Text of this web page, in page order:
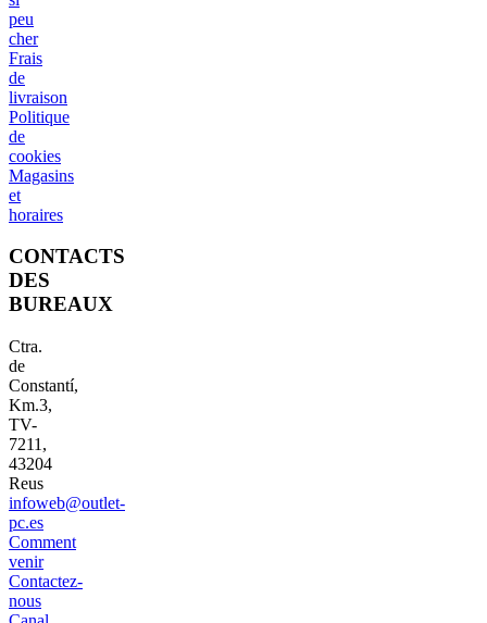
peu
cher
Frais
de
livraison
Politique
de
cookies
Magasins
et
horaires
CONTACTS
DES
BUREAUX
Ctra.
de
Constantí,
Km.3,
TV-
7211,
43204
Reus
infoweb@outlet-
pc.es
Comment
venir
Contactez-
nous